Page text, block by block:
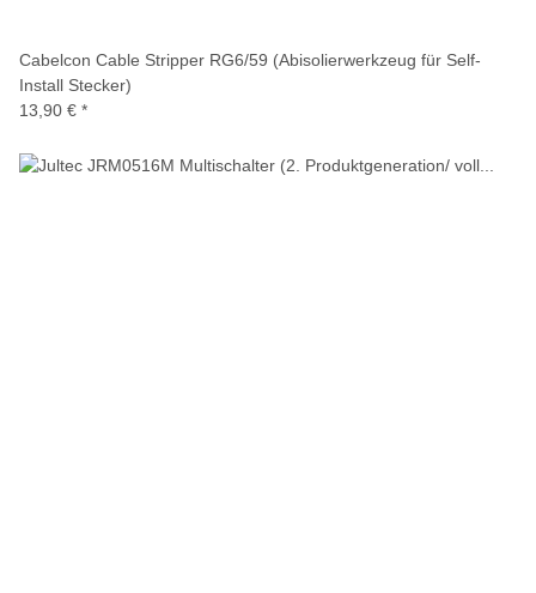
Cabelcon Cable Stripper RG6/59 (Abisolierwerkzeug für Self-
Install Stecker)
13,90 € *